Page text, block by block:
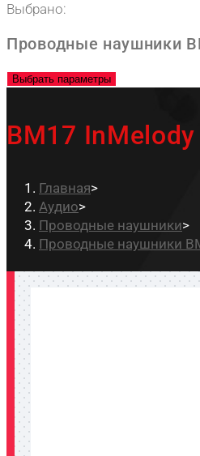
Выбрано:
Проводные наушники
Выбрать параметры
BM17 InMelody
Главная>
Аудио>
Проводные наушники>
Проводные наушники